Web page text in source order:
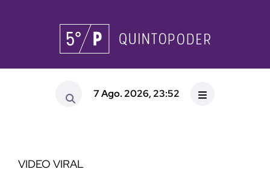
7 Ago. 2026, 23:52
VIDEO VIRAL